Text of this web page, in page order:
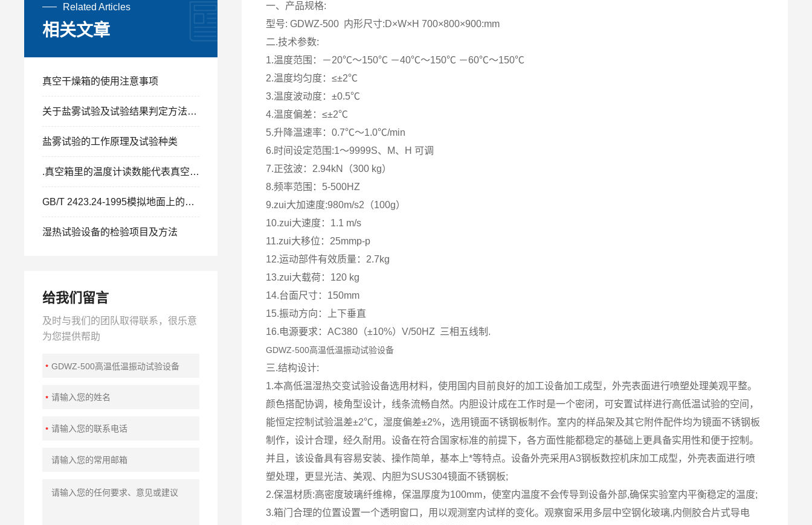
一、产品规格:
型号: GDWZ-500 内形尺寸:D×W×H 700×800×900:mm
二.技术参数:
1.温度范围：－20℃～150℃ －40℃～150℃ －60℃～150℃
2.温度均匀度：≤±2℃
3.温度波动度：±0.5℃
4.温度偏差：≤±2℃
5.升降温速率：0.7℃～1.0℃/min
6.时间设定范围:1～9999S、M、H 可调
7.正弦波：2.94kN（300 kg）
8.频率范围：5-500HZ
9.zui大加速度:980m/s2（100g）
10.zui大速度：1.1 m/s
11.zui大移位：25mmp-p
12.运动部件有效质量：2.7kg
13.zui大载荷：120 kg
14.台面尺寸：150mm
15.振动方向：上下垂直
16.电源要求：AC380（±10%）V/50HZ 三相五线制.
GDWZ-500高温低温振动试验设备
三.结构设计:
1.本高低温湿热交变试验设备选用材料，使用国内目前良好的加工设备加工成型，外壳表面进行喷塑处理美观平整。
颜色搭配协调，棱角型设计，线条流畅自然。内胆设计成在工作时是一个密闭，可安置试样进行高低温试验的空间，
能恒定控制试验温差±2℃，湿度偏差±2%，选用镜面不锈钢板制作。室内的样品架及其它附件配件均为镜面不锈钢板
制作，设计合理，经久耐用。设备在符合国家标准的前提下，各方面性能都稳定的基础上更具备实用性和便于控制。
并且，该设备具有容易安装、操作简单，基本上*等特点。设备外壳采用A3钢板数控机床加工成型，外壳表面进行喷
塑处理，更显光洁、美观、内胆为SUS304镜面不锈钢板;
2.保温材质:高密度玻璃纤维棉，保温厚度为100mm，使室内温度不会传导到设备外部,确保实验室内平衡稳定的温度;
3.箱门合理的位置设置一个透明窗口，用以观测室内试样的变化。观察窗采用多层中空钢化玻璃,内侧胶合片式导电
Related Articles
相关文章
真空干燥箱的使用注意事项
关于盐雾试验及试验结果判定方法-北京利辉
盐雾试验的工作原理及试验种类
.真空箱里的温度计读数能代表真空箱空间的实际温度吗?
GB/T 2423.24-1995模拟地面上的太阳辐射
湿热试验设备的检验项目及方法
给我们留言
及时与我们的团队取得联系，很乐意
为您提供帮助